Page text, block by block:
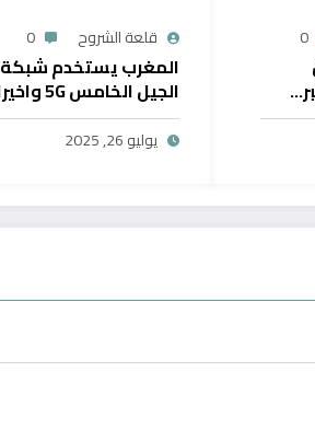
0 قلعة الشروح 0
المغرب يستخدم شبكة
الجيل الخامس 5G واخيرا
يوليو 26, 2025